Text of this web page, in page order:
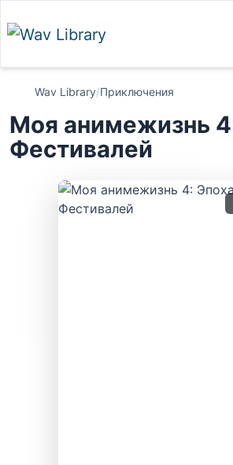
Wav Library/Приключения
Моя анимежизнь
Фестивалей